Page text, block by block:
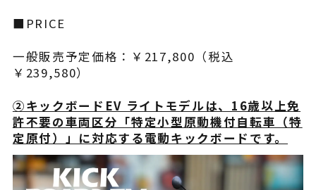
■PRICE
一般販売予定価格：￥217,800（税込
￥239,580）
②キックボードEV ライトモデルは、16歳以上免
許不要の車両区分「特定小型原動機付自転車（特
定原付）」に対応する電動キックボードです。